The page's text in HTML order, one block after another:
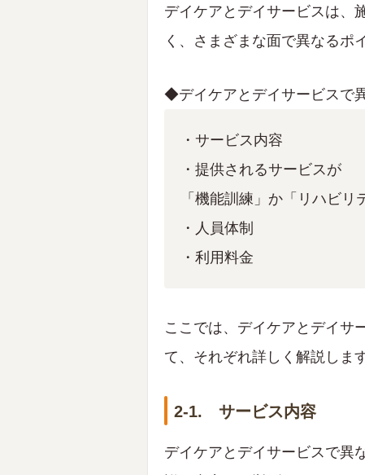
デイケアとデイサービスは、
く、さまざまな面で異なるポ
◆デイケアとデイサービスで
・サービス内容
・提供されるサービスが
「機能訓練」か「リハビ
・人員体制
・利用料金
ここでは、デイケアとデイサ
て、それぞれ詳しく解説します
2-1. サービス内容
デイケアとデイサービスで異